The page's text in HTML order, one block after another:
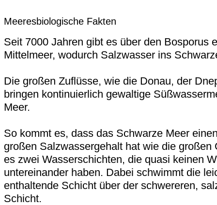
Meeresbiologische Fakten
Seit 7000 Jahren gibt es über den Bosporus
Mittelmeer, wodurch Salzwasser ins
Die großen Zuflüsse, wie die Donau, der
bringen kontinuierlich gewaltige
Meer.
So kommt es, dass das Schwarze Meer
großen Salzwassergehalt hat wie die großen
es zwei Wasserschichten, die quasi keinen
untereinander haben. Dabei schwimmt die
enthaltende Schicht über der schwereren,
Schicht.